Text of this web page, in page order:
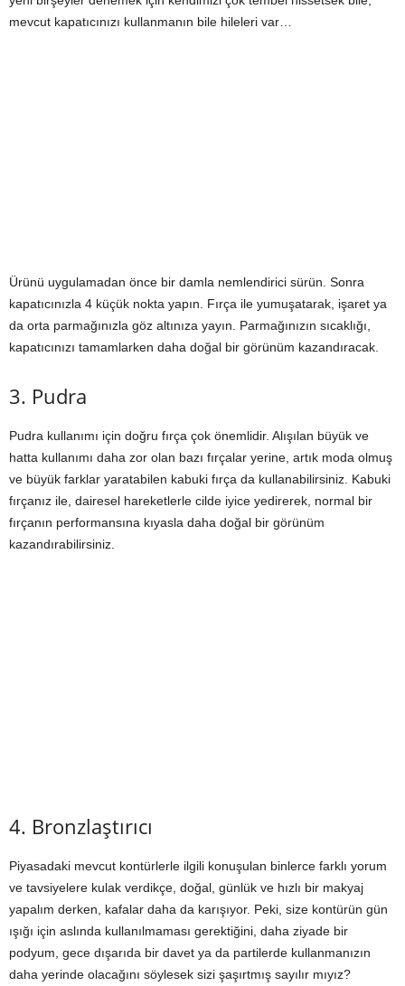
mevcut kapatıcınızı kullanmanın bile hileleri var…
Ürünü uygulamadan önce bir damla nemlendirici sürün. Sonra
kapatıcınızla 4 küçük nokta yapın. Fırça ile yumuşatarak, işaret ya
da orta parmağınızla göz altınıza yayın. Parmağınızın sıcaklığı,
kapatıcınızı tamamlarken daha doğal bir görünüm kazandıracak.
3. Pudra
Pudra kullanımı için doğru fırça çok önemlidir. Alışılan büyük ve
hatta kullanımı daha zor olan bazı fırçalar yerine, artık moda olmuş
ve büyük farklar yaratabilen kabuki fırça da kullanabilirsiniz. Kabuki
fırçanız ile, dairesel hareketlerle cilde iyice yedirerek, normal bir
fırçanın performansına kıyasla daha doğal bir görünüm
kazandırabilirsiniz.
4. Bronzlaştırıcı
Piyasadaki mevcut kontürlerle ilgili konuşulan binlerce farklı yorum
ve tavsiyelere kulak verdikçe, doğal, günlük ve hızlı bir makyaj
yapalım derken, kafalar daha da karışıyor. Peki, size kontürün gün
ışığı için aslında kullanılmaması gerektiğini, daha ziyade bir
podyum, gece dışarıda bir davet ya da partilerde kullanmanızın
daha yerinde olacağını söylesek sizi şaşırtmış sayılır mıyız?